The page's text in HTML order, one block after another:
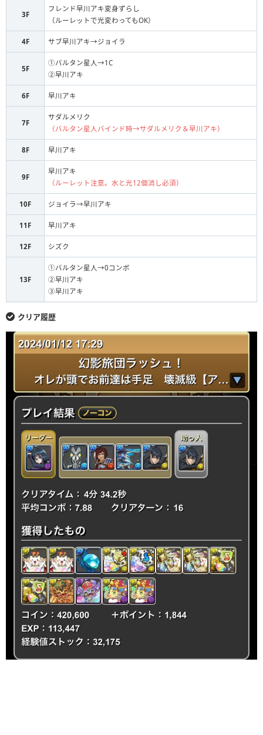
サダルメリク
早川アキ
3F
フレンド早川アキ変身ずらし
（ルーレットで光変わってもOK）
4F サブ早川アキ→ジョイラ
5F
①バルタン星人→1C
②早川アキ
6F 早川アキ
7F
サダルメリク
（バルタン星人バインド時→サダルメリク＆早川アキ）
8F 早川アキ
9F
早川アキ
（ルーレット注意。水と光12個消し必須）
10F ジョイラ→早川アキ
11F 早川アキ
12F シズク
13F
①バルタン星人→0コンボ
②早川アキ
③早川アキ
クリア履歴